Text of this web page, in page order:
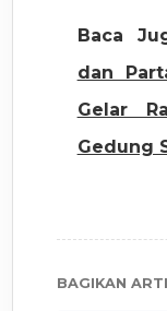
Baca
dan
Gelar
Gedung
BAGIKAN